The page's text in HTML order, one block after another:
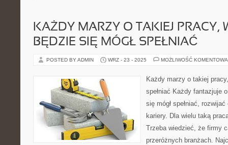
KAŻDY MARZY O TAKIEJ PRACY,
BĘDZIE SIĘ MÓGŁ SPEŁNIAĆ
POSTED BY ADMIN WRZ - 23 - 2025 MOŻLIWOŚĆ
Każdy marzy o takiej
spełniać Każdy fantazjuje
się mógł spełniać,
kariery. Dla wielu taką
Trzeba wiedzieć, że firmy
przeróżnych branżach.